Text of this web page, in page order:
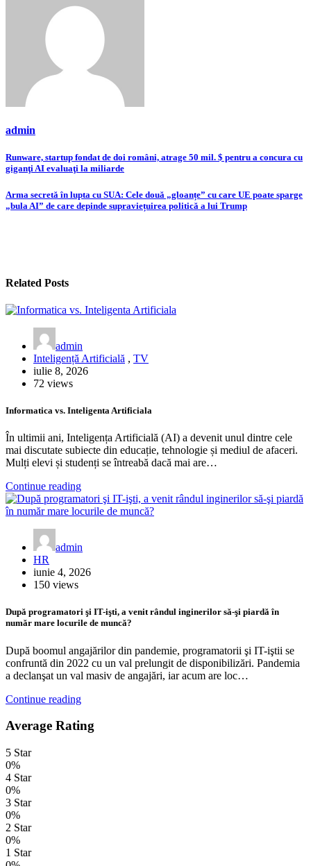
admin
Navigare
în
articole
Runware, startup fondat de doi români, atrage 50 mil. $ pentru a concura cu
giganţi AI evaluaţi la miliarde
Arma secretă în lupta cu SUA: Cele două „gloanțe” cu care UE poate sparge
„bula AI” de care depinde supraviețuirea politică a lui Trump
Related Posts
admin
Inteligență Artificială , TV
iulie 8, 2026
72 views
Informatica vs. Inteligenta Artificiala
În ultimii ani, Inteligența Artificială (AI) a devenit unul dintre cele
mai discutate subiecte din educație, tehnologie și mediul de afaceri.
Mulți elevi și studenți se întreabă dacă mai are…
Continue reading
admin
HR
iunie 4, 2026
150 views
După programatori şi IT-işti, a venit rândul inginerilor să-şi piardă în
număr mare locurile de muncă?
După boomul angajărilor din pan­demie, programatorii şi IT-iştii se
con­fruntă din 2022 cu un val prelun­git de disponibilizări. Pandemia
a de­clanşat un val masiv de angajări, iar acum are loc…
Continue reading
Average Rating
5 Star
0%
4 Star
0%
3 Star
0%
2 Star
0%
1 Star